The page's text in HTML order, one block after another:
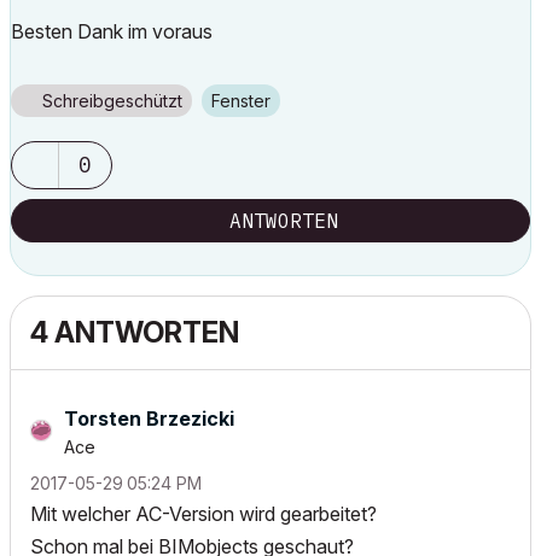
Besten Dank im voraus
Schreibgeschützt Fenster
0
ANTWORTEN
4 ANTWORTEN
Torsten Brzezicki
Ace
‎2017-05-29 05:24 PM
Mit welcher AC-Version wird gearbeitet?
Schon mal bei BIMobjects geschaut?